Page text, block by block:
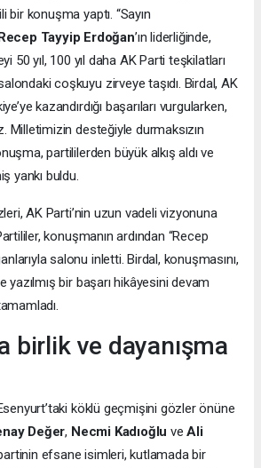
bir konuşma yaptı. “Sayın
Tayyip Erdoğan’ın liderliğinde,
50 yıl, 100 yıl daha AK Parti teşkilatları
coşkuyu zirveye taşıdı. Birdal, AK
kazandırdığı başarıları vurgularken,
Milletimizin desteğiyle durmaksızın
partililerden büyük alkış aldı ve
yankı buldu.
AK Parti’nin uzun vadeli vizyonuna
konuşmanın ardından “Recep
salonu inletti. Birdal, konuşmasını,
yazılmış bir başarı hikâyesini devam
birlik ve dayanışma
köklü geçmişini gözler önüne
Değer, Necmi Kadıoğlu veAli
efsane isimleri, kutlamada bir